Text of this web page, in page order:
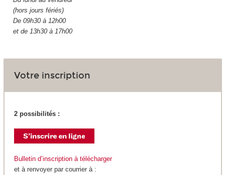
(hors jours fériés)
De 09h30 à 12h00
et de 13h30 à 17h00
Votre inscription
2 possibilités :
Bulletin d’inscription à télécharger
et à renvoyer par courrier à :